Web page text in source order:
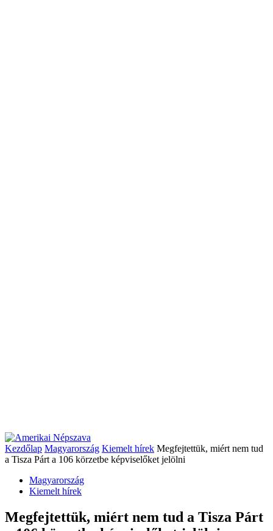
Kezdőlap Magyarország Kiemelt hírek Megfejtettük, miért nem tud
a Tisza Párt a 106 körzetbe képviselőket jelölni
Magyarország
Kiemelt hírek
Megfejtettük, miért nem tud a Tisza Párt